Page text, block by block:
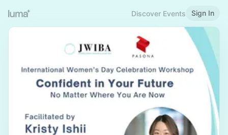
Discover Events Sign In